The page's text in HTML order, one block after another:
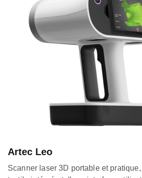
Artec Leo
Scanner laser 3D portable et